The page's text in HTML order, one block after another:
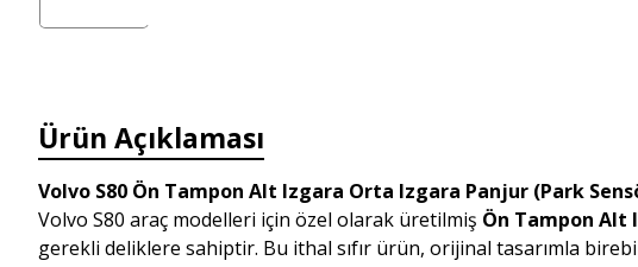
Ürün Açıklaması
Volvo S80 Ön Tampon Alt Izgara Orta Izgara Panjur (Park
Volvo S80 araç modelleri için özel olarak üretilmiş Ön Tampon Alt
gerekli deliklere sahiptir. Bu ithal sıfır ürün, orijinal tasarımla